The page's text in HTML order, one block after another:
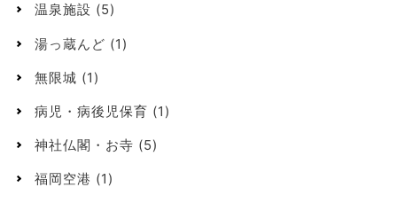
温泉施設 (5)
湯っ蔵んど (1)
無限城 (1)
病児・病後児保育 (1)
神社仏閣・お寺 (5)
福岡空港 (1)